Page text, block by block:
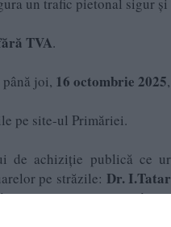
TVA.
joi, 16 octombrie 2025
pe site-ul Primăriei.
de achiziție publică ce
pe străzile: Dr.
, tronson cuprins
sens giratoriu 2 -